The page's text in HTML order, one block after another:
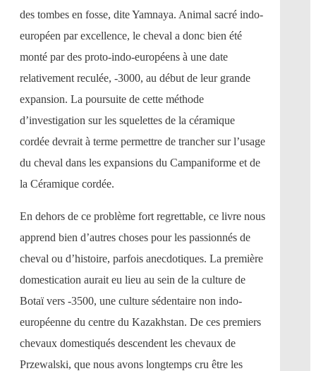
des tombes en fosse, dite Yamnaya. Animal sacré indo-
européen par excellence, le cheval a donc bien été
monté par des proto-indo-européens à une date
relativement reculée, -3000, au début de leur grande
expansion. La poursuite de cette méthode
d’investigation sur les squelettes de la céramique
cordée devrait à terme permettre de trancher sur l’usage
du cheval dans les expansions du Campaniforme et de
la Céramique cordée.
En dehors de ce problème fort regrettable, ce livre nous
apprend bien d’autres choses pour les passionnés de
cheval ou d’histoire, parfois anecdotiques. La première
domestication aurait eu lieu au sein de la culture de
Botaï vers -3500, une culture sédentaire non indo-
européenne du centre du Kazakhstan. De ces premiers
chevaux domestiqués descendent les chevaux de
Przewalski, que nous avons longtemps cru être les